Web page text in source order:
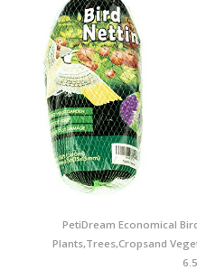
PetiDream Economical
Plants,Trees,Cropsand